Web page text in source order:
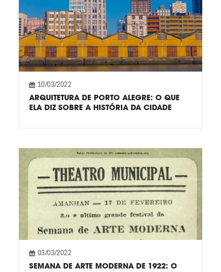
10/03/2022
ARQUITETURA DE PORTO ALEGRE: O QUE
ELA DIZ SOBRE A HISTÓRIA DA CIDADE
03/03/2022
SEMANA DE ARTE MODERNA DE 1922: O